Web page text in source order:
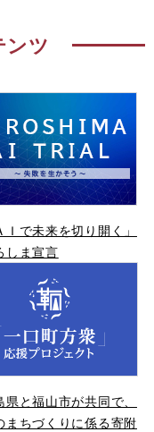
ンツ
Ｉで未来を切り開く」
しま宣言
県と福山市が共同で、
まちづくりに係る寄附